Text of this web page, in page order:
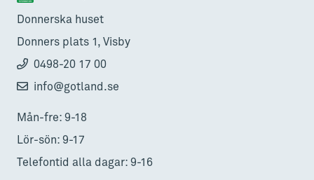
Donnerska huset
Donners plats 1, Visby
0498-20 17 00
info@gotland.se
Mån-fre: 9-18
Lör-sön: 9-17
Telefontid alla dagar: 9-16